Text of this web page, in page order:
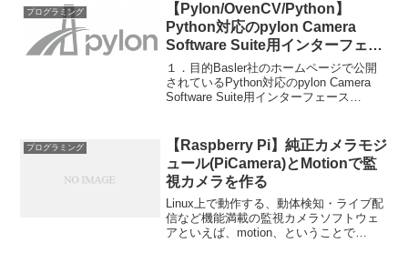
プログラミング
【Pylon/OvenCV/Python】
Python対応のpylon Camera
Software Suite用インターフェー
ス「pypylon」を使ってカメラ取
り込みを行う。
１．目的Basler社のホームページで公開
されているPython対応のpylon Camera
Software Suite用インターフェース
環境構築例...
プログラミング
【Raspberry Pi】純正カメラモジ
ュール(PiCamera)とMotionで監
視カメラを作る
Linux上で動作する、動体検知・ライブ配
信など機能満載の監視カメラソフトウェ
アといえば、motion、ということで